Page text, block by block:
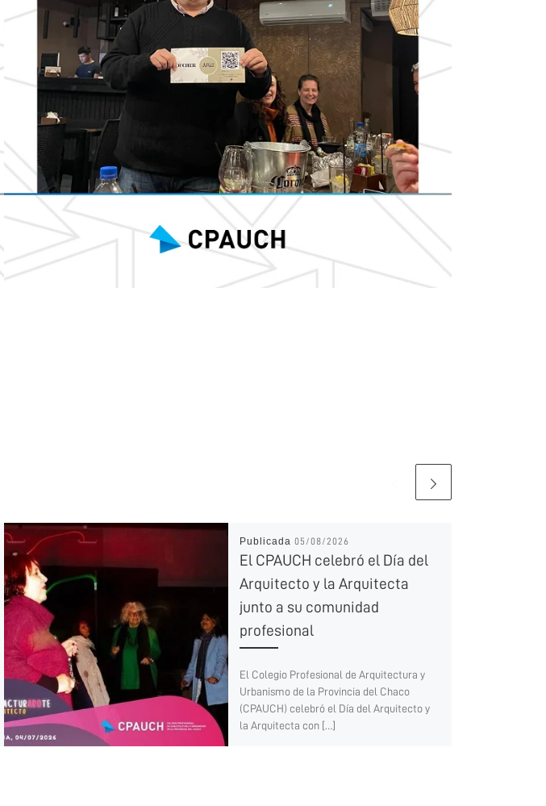
Publicada 05/08/2026
El CPAUCH celebró el Día del
Arquitecto y la Arquitecta
junto a su comunidad
profesional
El Colegio Profesional de Arquitectura y
Urbanismo de la Provincia del Chaco
(CPAUCH) celebró el Día del Arquitecto y
la Arquitecta con […]